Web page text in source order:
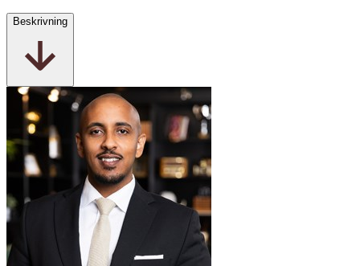
Beskrivning